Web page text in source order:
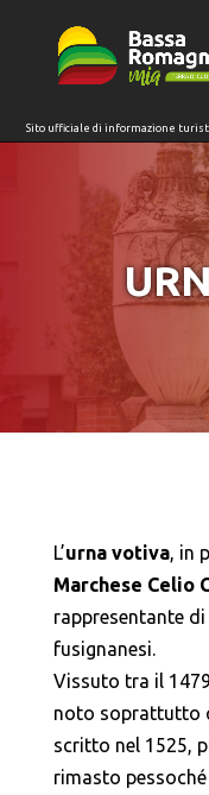
L’urna votiva, in
Marchese Celio
rappresentante
fusignanesi.
Vissuto tra il
noto soprattutto
scritto nel 1525,
rimasto